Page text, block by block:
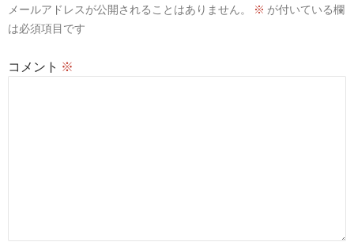
ョ
メールアドレスが公開されることはありません。 ※ が付いている欄
は必須項目です
コメント ※